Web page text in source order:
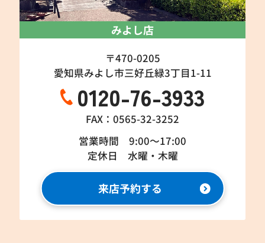
みよし店
〒470-0205
愛知県みよし市三好丘緑3丁目1-11
0120-76-3933
FAX：0565-32-3252
営業時間 9:00～17:00
定休日 水曜・木曜
来店予約する